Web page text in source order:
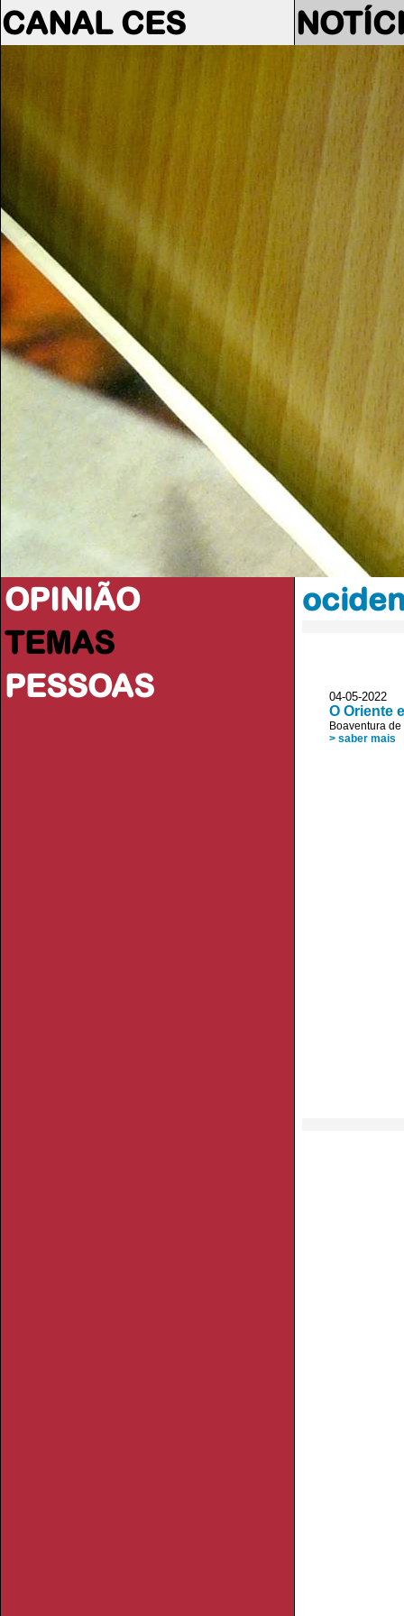
CANAL CES
OPINIÃO
TEMAS
PESSOAS
04-05-2022
O Oriente
Boaventura
> saber mais